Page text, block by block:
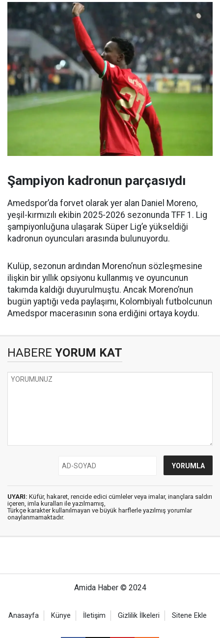
Şampiyon kadronun parçasıydı
Amedspor’da forvet olarak yer alan Daniel Moreno,
yeşil-kırmızılı ekibin 2025-2026 sezonunda TFF 1. Lig
şampiyonluğuna ulaşarak Süper Lig’e yükseldiği
kadronun oyuncuları arasında bulunuyordu.
Kulüp, sezonun ardından Moreno’nun sözleşmesine
ilişkin bir yıllık opsiyonu kullanmış ve oyuncunun
takımda kaldığı duyurulmuştu. Ancak Moreno’nun
bugün yaptığı veda paylaşımı, Kolombiyalı futbolcunun
Amedspor macerasının sona erdiğini ortaya koydu.
HABERE YORUM KAT
UYARI: Küfür, hakaret, rencide edici cümleler veya imalar, inançlara saldırı
içeren, imla kuralları ile yazılmamış,
Türkçe karakter kullanılmayan ve büyük harflerle yazılmış yorumlar
onaylanmamaktadır.
Amida Haber © 2024
Anasayfa Künye İletişim Gizlilik İlkeleri Sitene Ekle